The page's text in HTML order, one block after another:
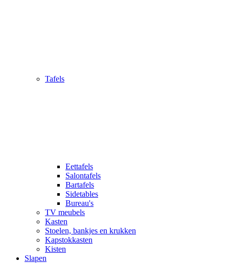
Tafels
Eettafels
Salontafels
Bartafels
Sidetables
Bureau's
TV meubels
Kasten
Stoelen, bankjes en krukken
Kapstokkasten
Kisten
Slapen